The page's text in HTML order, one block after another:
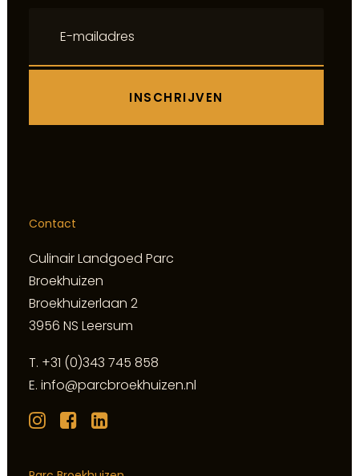
Contact
Culinair Landgoed Parc
Broekhuizen
Broekhuizerlaan 2
3956 NS Leersum
T. +31 (0)343 745 858
E. info@parcbroekhuizen.nl